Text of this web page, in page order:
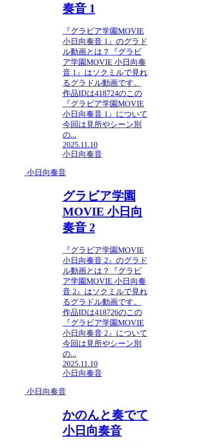
奏音 1
『グラビア学園MOVIE
小日向奏音 1』のグラド
ル動画とは？『グラビ
ア学園MOVIE 小日向奏
音 1』はソクミルで見れ
るグラドル動画です。
作品IDは418724のこの
『グラビア学園MOVIE
小日向奏音 1』について
今回は見所やシーン別
の...
2025.11.10
小日向奏音
小日向奏音
グラビア学園
MOVIE 小日向
奏音 2
『グラビア学園MOVIE
小日向奏音 2』のグラド
ル動画とは？『グラビ
ア学園MOVIE 小日向奏
音 2』はソクミルで見れ
るグラドル動画です。
作品IDは418726のこの
『グラビア学園MOVIE
小日向奏音 2』について
今回は見所やシーン別
の...
2025.11.10
小日向奏音
小日向奏音
かのんと奏でて
小日向奏音